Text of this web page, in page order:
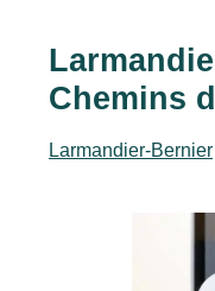
Chemins
Larmandier-Bernier
Bildergalerie